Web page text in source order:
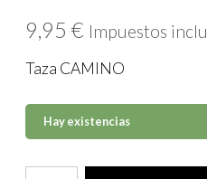
9,95 € Impuestos
Taza CAMINO
Hay existencias